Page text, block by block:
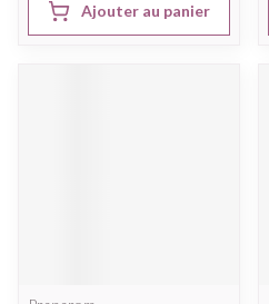
Ajouter au panier